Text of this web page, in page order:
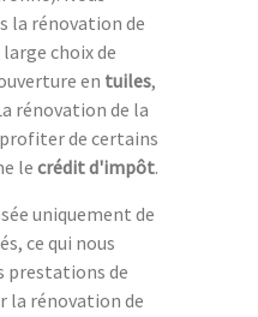
la rénovation de
choix de
en tuiles,
rénovation de la
de certains
le crédit d'impôt.
uniquement de
ce qui nous
prestations de
la rénovation de